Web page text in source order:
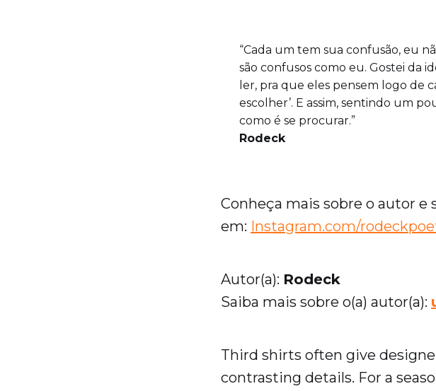
“Cada um tem sua confusão, eu
são confusos como eu. Gostei da
ler, pra que eles pensem logo de
escolher’. E assim, sentindo um
como é se procurar.”
Rodeck
Conheça mais sobre o autor e
em: Instagram.com/
Autor(a): Rodeck
Saiba mais sobre o(a) autor(a):
Third shirts often give
contrasting details. For a